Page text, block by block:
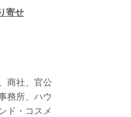
寄せ
商社、官公
務所、ハウ
ド・コスメ